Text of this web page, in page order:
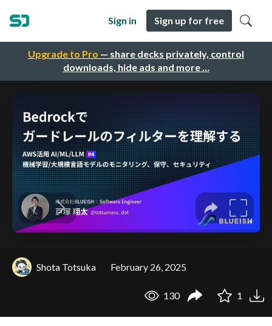
Upgrade to Pro — share decks privately, control
downloads, hide ads and more …
Sign in Sign up for free
Shota Totsuka February 26, 2025
130 1